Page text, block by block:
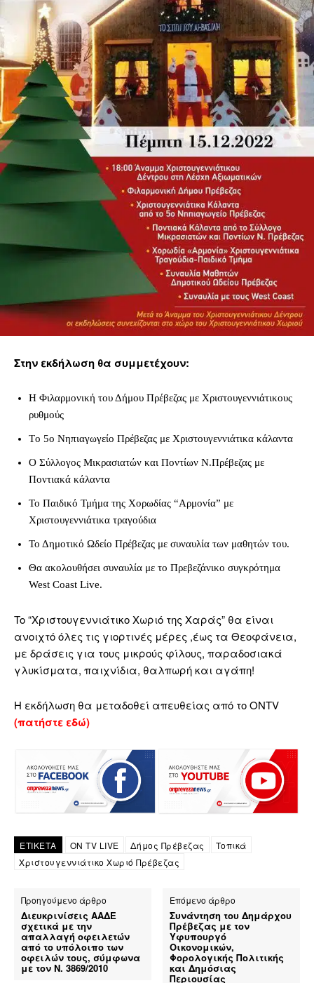
Στην εκδήλωση θα συμμετέχουν:
Η Φιλαρμονική του Δήμου Πρέβεζας με Χριστουγεννιάτικους
ρυθμούς
Tο 5ο Νηπιαγωγείο Πρέβεζας με Χριστουγεννιάτικα κάλαντα
Ο Σύλλογος Μικρασιατών και Ποντίων Ν.Πρέβεζας με
Ποντιακά κάλαντα
Το Παιδικό Τμήμα της Χορωδίας “Αρμονία” με
Χριστουγεννιάτικα τραγούδια
Το Δημοτικό Ωδείο Πρέβεζας με συναυλία των μαθητών του.
Θα ακολουθήσει συναυλία με το Πρεβεζάνικο συγκρότημα
West Coast Live.
To“Xριστουγεννιάτικο Χωριό της Χαράς” θα είναι
ανοιχτό όλες τις γιορτινές μέρες ,έως τα Θεοφάνεια,
με δράσεις για τους μικρούς φίλους, παραδοσιακά
γλυκίσματα, παιχνίδια, θαλπωρή και αγάπη!
Η εκδήλωση θα μεταδοθεί απευθείας από το ONTV
(πατήστε εδώ)
ΕΤΙΚΕΤΑ ON TV LIVE Δήμος Πρέβεζας
Τοπικά
Χριστουγεννιάτικο Χωριό Πρέβεζας
Προηγούμενο άρθρο
Διευκρινίσεις ΑΑΔΕ
σχετικά με την
απαλλαγή οφειλετών
από το υπόλοιπο των
οφειλών τους, σύμφωνα
με τον Ν. 3869/2010
Επόμενο άρθρο
Συνάντηση του Δημάρχου
Πρέβεζας με τον
Υφυπουργό
Οικονομικών,
Φορολογικής Πολιτικής
και Δημόσιας
Περιουσίας